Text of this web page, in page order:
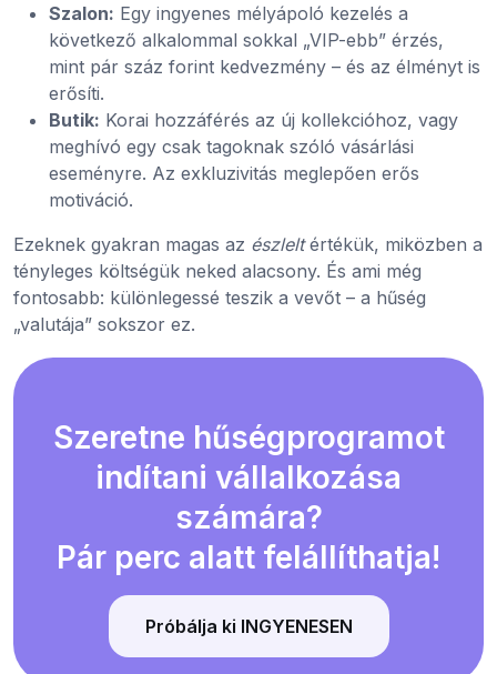
Szalon: Egy ingyenes mélyápoló kezelés a
következő alkalommal sokkal „VIP-ebb” érzés,
mint pár száz forint kedvezmény – és az élményt is
erősíti.
Butik: Korai hozzáférés az új kollekcióhoz, vagy
meghívó egy csak tagoknak szóló vásárlási
eseményre. Az exkluzivitás meglepően erős
motiváció.
Ezeknek gyakran magas az észleltértékük, miközben a
tényleges költségük neked alacsony. És ami még
fontosabb: különlegessé teszik a vevőt – a hűség
„valutája” sokszor ez.
Szeretne hűségprogramot
indítani vállalkozása
számára?
Pár perc alatt felállíthatja!
Próbálja ki INGYENESEN